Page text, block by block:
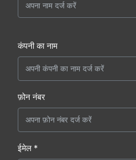
कंपनी का नाम
फ़ोन नंबर
ईमेल *